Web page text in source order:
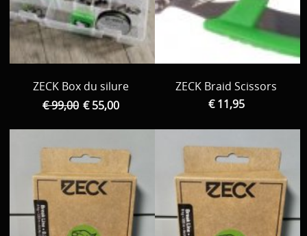
ZECK Box du silure
€ 99,00 € 55,00
ZECK Braid Scissors
€ 11,95